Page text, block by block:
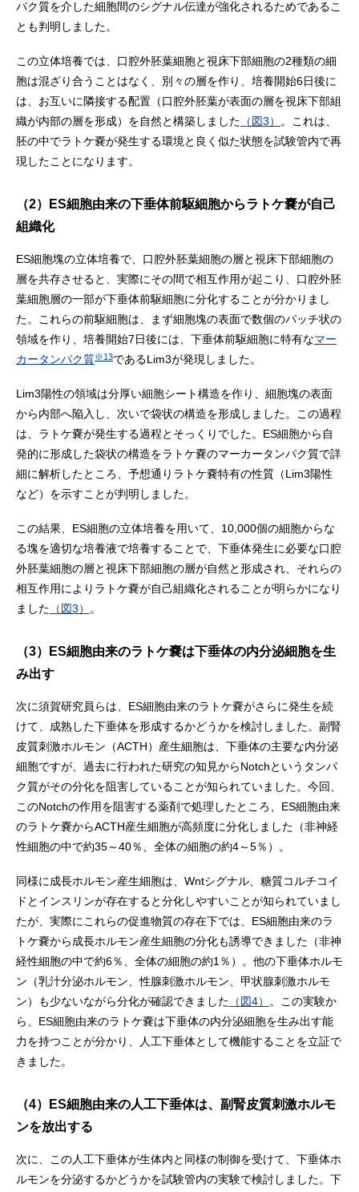
パク質を介した細胞間のシグナル伝達が強化されるためであるこ
とも判明しました。
この立体培養では、口腔外胚葉細胞と視床下部細胞の2種類の細
胞は混ざり合うことはなく、別々の層を作り、培養開始6日後に
は、お互いに隣接する配置（口腔外胚葉が表面の層を視床下部組
織が内部の層を形成）を自然と構築しました （図3）
。これは、
胚の中でラトケ嚢が発生する環境と良く似た状態を試験管内で再
現したことになります。
（2）ES細胞由来の下垂体前駆細胞からラトケ嚢が自己
組織化
ES細胞塊の立体培養で、口腔外胚葉細胞の層と視床下部細胞の
層を共存させると、実際にその間で相互作用が起こり、口腔外胚
葉細胞層の一部が下垂体前駆細胞に分化することが分かりまし
た。これらの前駆細胞は、まず細胞塊の表面で数個のパッチ状の
領域を作り、培養開始7日後には、下垂体前駆細胞に特有なマー
カータンパク質※13であるLim3が発現しました。
Lim3陽性の領域は分厚い細胞シート構造を作り、細胞塊の表面
から内部へ陥入し、次いで袋状の構造を形成しました。この過程
は、ラトケ嚢が発生する過程とそっくりでした。ES細胞から自
発的に形成した袋状の構造をラトケ嚢のマーカータンパク質で詳
細に解析したところ、予想通りラトケ嚢特有の性質（Lim3陽性
など）を示すことが判明しました。
この結果、ES細胞の立体培養を用いて、10,000個の細胞からな
る塊を適切な培養液で培養することで、下垂体発生に必要な口腔
外胚葉細胞の層と視床下部細胞の層が自然と形成され、それらの
相互作用によりラトケ嚢が自己組織化されることが明らかになり
ました （図3） 。
（3）ES細胞由来のラトケ嚢は下垂体の内分泌細胞を生
み出す
次に須賀研究員らは、ES細胞由来のラトケ嚢がさらに発生を続
けて、成熟した下垂体を形成するかどうかを検討しました。副腎
皮質刺激ホルモン（ACTH）産生細胞は、下垂体の主要な内分泌
細胞ですが、過去に行われた研究の知見からNotchというタンパ
ク質がその分化を阻害していることが知られていました。今回、
このNotchの作用を阻害する薬剤で処理したところ、ES細胞由来
のラトケ嚢からACTH産生細胞が高頻度に分化しました（非神経
性細胞の中で約35～40％、全体の細胞の約4～5％）。
同様に成長ホルモン産生細胞は、Wntシグナル、糖質コルチコイ
ドとインスリンが存在すると分化しやすいことが知られていまし
たが、実際にこれらの促進物質の存在下では、ES細胞由来のラ
トケ嚢から成長ホルモン産生細胞の分化も誘導できました（非神
経性細胞の中で約6％、全体の細胞の約1％）。他の下垂体ホルモ
ン（乳汁分泌ホルモン、性腺刺激ホルモン、甲状腺刺激ホルモ
ン）も少ないながら分化が確認できました （図4）
。この実験か
ら、ES細胞由来のラトケ嚢は下垂体の内分泌細胞を生み出す能
力を持つことが分かり、人工下垂体として機能することを立証で
きました。
（4）ES細胞由来の人工下垂体は、副腎皮質刺激ホルモ
ンを放出する
次に、この人工下垂体が生体内と同様の制御を受けて、下垂体ホ
ルモンを分泌するかどうかを試験管内の実験で検討しました。下